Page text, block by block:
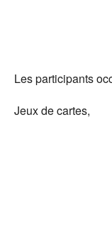
Les participants
Jeux de cartes,